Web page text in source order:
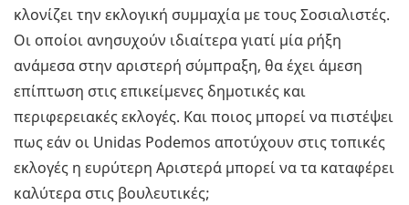
κλονίζει την εκλογική συμμαχία με τους Σοσιαλιστές.
Οι οποίοι ανησυχούν ιδιαίτερα γιατί μία ρήξη
ανάμεσα στην αριστερή σύμπραξη, θα έχει άμεση
επίπτωση στις επικείμενες δημοτικές και
περιφερειακές εκλογές. Και ποιος μπορεί να πιστέψει
πως εάν οι Unidas Podemos αποτύχουν στις τοπικές
εκλογές η ευρύτερη Αριστερά μπορεί να τα καταφέρει
καλύτερα στις βουλευτικές;